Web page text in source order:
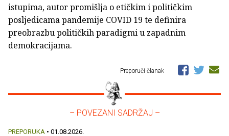
istupima, autor promišlja o etičkim i političkim
posljedicama pandemije COVID 19 te definira
preobrazbu političkih paradigmi u zapadnim
demokracijama.
Preporuči članak
– POVEZANI SADRŽAJ –
PREPORUKA • 01.08.2026.